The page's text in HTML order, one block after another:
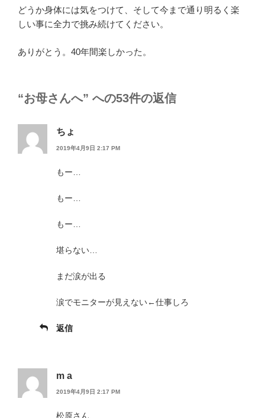
どうか身体には気をつけて、そして今まで通り明るく楽
しい事に全力で挑み続けてください。
ありがとう。40年間楽しかった。
“お母さんへ” への53件の返信
ちょ
2019年4月9日 2:17 PM
もー…
もー…
もー…
堪らない…
まだ涙が出る
涙でモニターが見えない←仕事しろ
返信
m a
2019年4月9日 2:17 PM
松原さん、